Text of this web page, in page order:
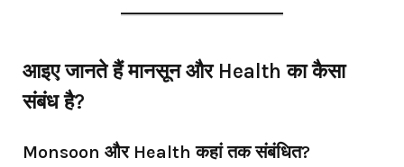
आइए जानते हैं मानसून और Health का कैसा
संबंध है?
Monsoon और Health कहां तक संबंधित?